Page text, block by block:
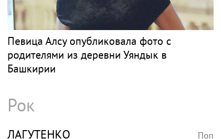
Певица Алсу опубликовала фото с
родителями из деревни Уяндык в
Башкирии
Рок
ЛАГУТЕНКО Поп